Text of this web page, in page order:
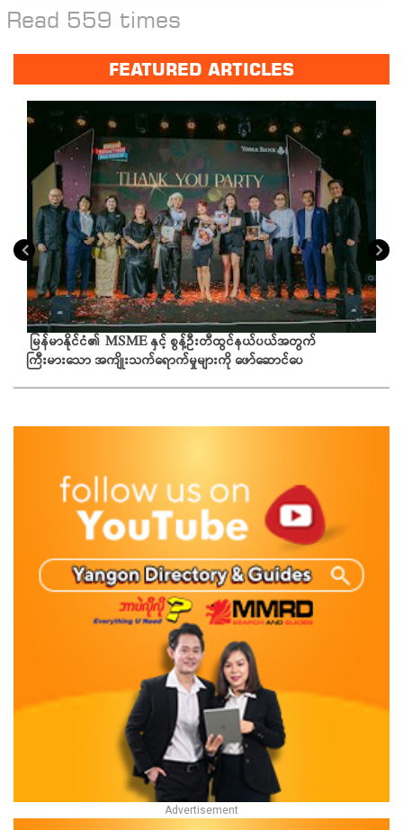
Read 559 times
FEATURED ARTICLES
မြန်မာနိုင်ငံ၏ MSME နှင့် စွန့်ဦးတီထွင်နယ်ပယ်အတွက်
ကြီးမားသော အကျိုးသက်ရောက်မှုများကို ဖော်ဆောင်ပေ